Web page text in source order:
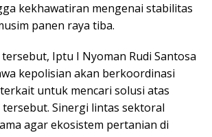
kekhawatiran mengenai stabilitas
panen raya tiba.
Iptu I Nyoman Rudi Santosa
kepolisian akan berkoordinasi
untuk mencari solusi atas
Sinergi lintas sektoral
agar ekosistem pertanian di